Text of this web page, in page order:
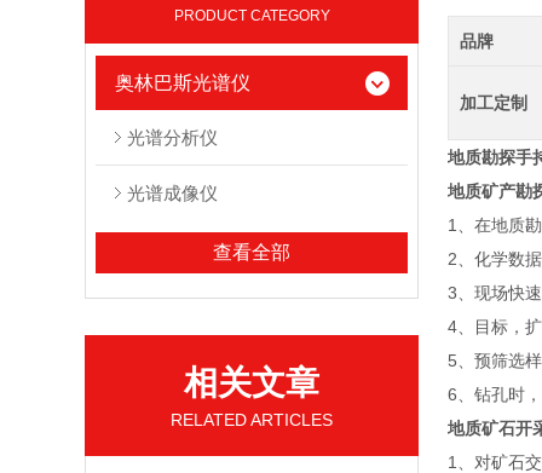
PRODUCT CATEGORY
奥林巴斯光谱仪
光谱分析仪
光谱成像仪
查看全部
相关文章
RELATED ARTICLES
品牌
加工定制
地质勘探手
地质矿产勘
1、在地质
2、化学数
3、现场快
4、目标，
5、预筛选
6、钻孔时
地质矿石开
1、对矿石